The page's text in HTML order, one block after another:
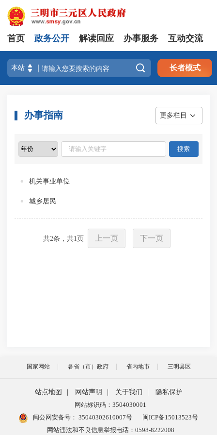
首页 政务公开 解读回应 办事服务 互动交流
 长者模式
办事指南 更多栏目
机关事业单位
城乡居民
共2条，共1页 上一页 下一页
国家网站 各省（市）政府 省内地市 三明县区
站点地图 网站声明 关于我们
隐私保护
网站标识码：3504030001
闽公网安备号： 35040302610007号
闽ICP备15013523号
网站违法和不良信息举报电话：0598-8222008